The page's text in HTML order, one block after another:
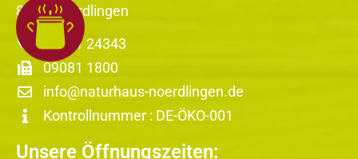
86720 Nördlingen
09081 24343
09081 1800
info@naturhaus-noerdlingen.de
Kontrollnummer : DE-ÖKO-001
Unsere Öffnungszeiten: